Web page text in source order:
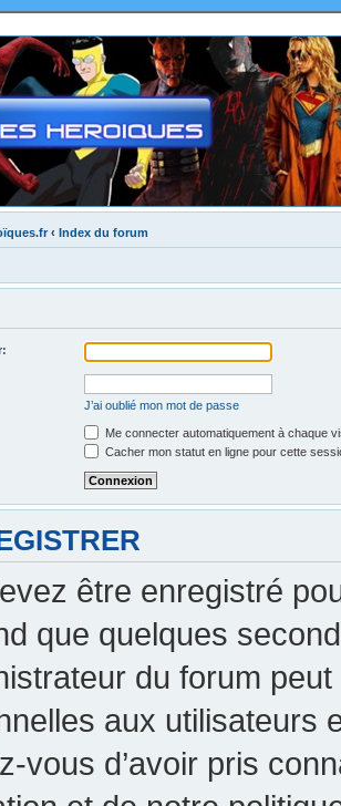
‹ Index du forum
J’ai oublié mon mot de passe
Me connecter automatiquement à chaque
Cacher mon statut en ligne pour cette
être enregistré
que quelques
du forum
aux utilisateurs
vous d’avoir pris